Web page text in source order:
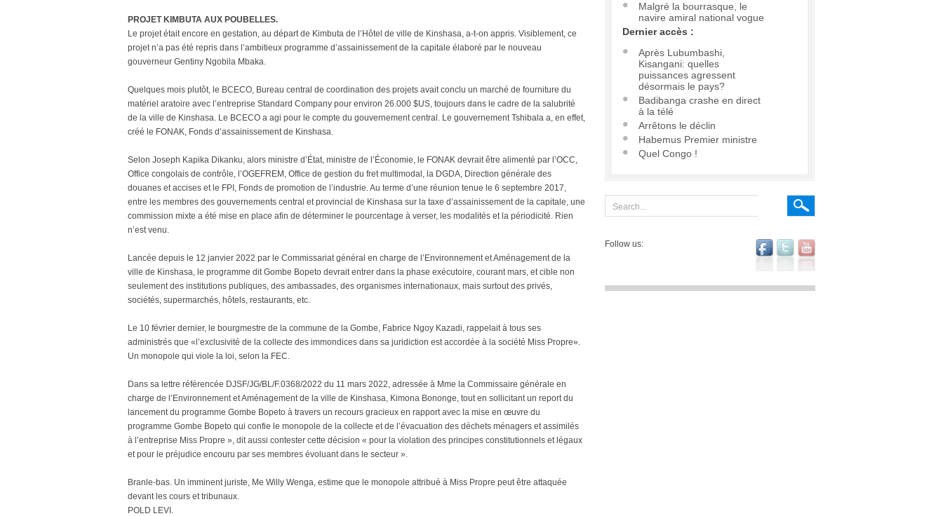
PROJET KIMBUTA AUX POUBELLES.
Le projet était encore en gestation, au départ de Kimbuta de l’Hôtel de ville de Kinshasa, a-t-on appris. Visiblement, ce
projet n’a pas été repris dans l’ambitieux programme d’assainissement de la capitale élaboré par le nouveau
gouverneur Gentiny Ngobila Mbaka.
Quelques mois plutôt, le BCECO, Bureau central de coordination des projets avait conclu un marché de fourniture du
matériel aratoire avec l’entreprise Standard Company pour environ 26.000 $US, toujours dans le cadre de la salubrité
de la ville de Kinshasa. Le BCECO a agi pour le compte du gouvernement central. Le gouvernement Tshibala a, en effet,
créé le FONAK, Fonds d’assainissement de Kinshasa.
Selon Joseph Kapika Dikanku, alors ministre d’État, ministre de l’Économie, le FONAK devrait être alimenté par l’OCC,
Office congolais de contrôle, l’OGEFREM, Office de gestion du fret multimodal, la DGDA, Direction générale des
douanes et accises et le FPI, Fonds de promotion de l’industrie. Au terme d’une réunion tenue le 6 septembre 2017,
entre les membres des gouvernements central et provincial de Kinshasa sur la taxe d’assainissement de la capitale, une
commission mixte a été mise en place afin de déterminer le pourcentage à verser, les modalités et la périodicité. Rien
n’est venu.
Lancée depuis le 12 janvier 2022 par le Commissariat général en charge de l’Environnement et Aménagement de la
ville de Kinshasa, le programme dit Gombe Bopeto devrait entrer dans la phase exécutoire, courant mars, et cible non
seulement des institutions publiques, des ambassades, des organismes internationaux, mais surtout des privés,
sociétés, supermarchés, hôtels, restaurants, etc.
Le 10 février dernier, le bourgmestre de la commune de la Gombe, Fabrice Ngoy Kazadi, rappelait à tous ses
administrés que «l’exclusivité de la collecte des immondices dans sa juridiction est accordée à la société Miss Propre».
Un monopole qui viole la loi, selon la FEC.
Dans sa lettre référencée DJSF/JG/BL/F.0368/2022 du 11 mars 2022, adressée à Mme la Commissaire générale en
charge de l’Environnement et Aménagement de la ville de Kinshasa, Kimona Bononge, tout en sollicitant un report du
lancement du programme Gombe Bopeto à travers un recours gracieux en rapport avec la mise en œuvre du
programme Gombe Bopeto qui confie le monopole de la collecte et de l’évacuation des déchets ménagers et assimilés
à l’entreprise Miss Propre », dit aussi contester cette décision « pour la violation des principes constitutionnels et légaux
et pour le préjudice encouru par ses membres évoluant dans le secteur ».
Branle-bas. Un imminent juriste, Me Willy Wenga, estime que le monopole attribué à Miss Propre peut être attaquée
devant les cours et tribunaux.
POLD LEVI.
Malgré la bourrasque, le
navire amiral national vogue
Dernier accès :
Après Lubumbashi,
Kisangani: quelles
puissances agressent
désormais le pays?
Badibanga crashe en direct
à la télé
Arrêtons le déclin
Habemus Premier ministre
Quel Congo !
Follow us: